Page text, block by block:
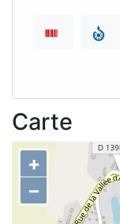
Carte
+
–